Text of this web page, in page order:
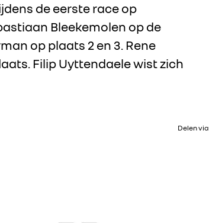
de eerste race op
Bleekemolen op de
op plaats 2 en 3. Rene
Filip Uyttendaele wist zich
Delen via